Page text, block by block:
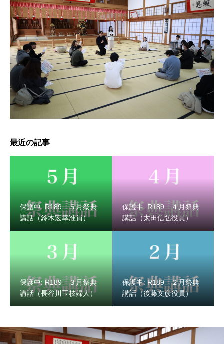
保護中: R189 ３月祭典講話（長谷川玉枝婦人）
最近の記事
保護中: R189 ５月祭典
講話（鈴木宏幸准員）
保護中: R189 ４月祭典
講話（太田信弘役員）
保護中: R189 ３月祭典
講話（長谷川玉枝婦人）
保護中: R189 ２月祭典
講話（後藤文彦役員）